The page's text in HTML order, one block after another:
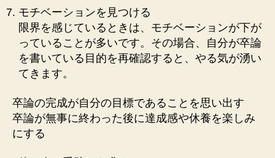
モチベーションを見つける
限界を感じているときは、モチベーションが下が
っていることが多いです。その場合、自分が卒論
を書いている目的を再確認すると、やる気が湧い
てきます。
卒論の完成が自分の目標であることを思い出す
卒論が無事に終わった後に達成感や休養を楽しみ
にする